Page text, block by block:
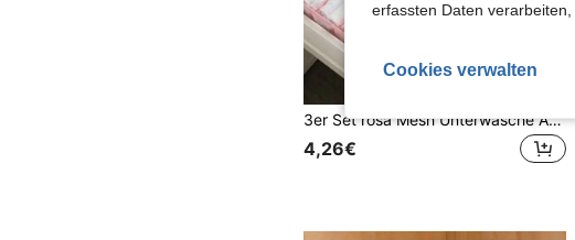
3er Set rosa Mesh Unterwäsche Aufbewahrungsbox, faltbarer Schubladenorganizer, geeignet für BHs, Socken, Unterwäsche, Schlafzimmer, Wohnheim, Kleiderschrank Aufbewahrung, Schlafzimmer Dekoration, Schulanfang
4,26€
erfassten Daten verarbeiten,
Cookies verwalten